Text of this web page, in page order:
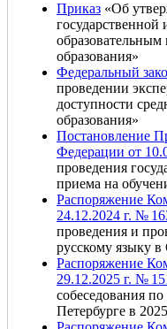
Приказ «Об
государственной
образования»
Федеральный
проведении
доступности
образования»
Постановление
Федерации от
проведения
приема на
Распоряжение
24.12.2024 г. №
проведения и
русскому языку в
Распоряжение
29.12.2025 г. №
собеседования
Петербурге в